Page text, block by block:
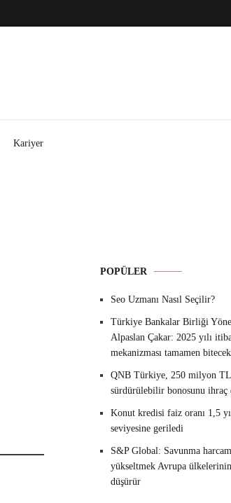
Kariyer
POPÜLER
Seo Uzmanı Nasıl Seçilir?
Türkiye Bankalar Birliği
Alpaslan Çakar: 2025 yılı
mekanizması tamamen bitecek
QNB Türkiye, 250 milyon
sürdürülebilir bonosunu ihraç
Konut kredisi faiz oranı 1,5
seviyesine geriledi
S&P Global: Savunma
yükseltmek Avrupa
düşürür